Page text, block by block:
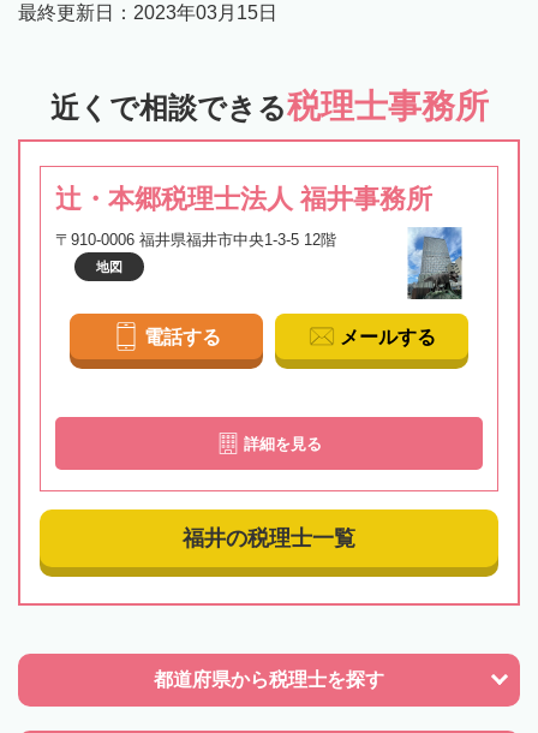
最終更新日： 2023年03月15日
近くで相談できる税理士事務所
辻・本郷税理士法人 福井事務所
〒910-0006 福井県福井市中央1-3-5 12階
地図
電話する メールする
詳細を見る
福井の税理士一覧
都道府県から税理士を探す